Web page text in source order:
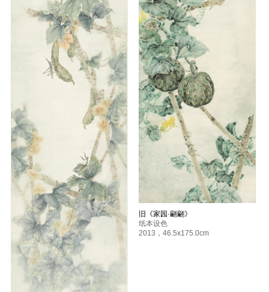
旧《家园·翩翩》
纸本设色
2013 ， 46.5x175.0cm